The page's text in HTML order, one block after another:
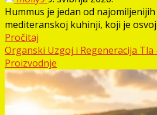
Hummus je jedan od
mediteranskoj kuhinji, koji je
Pročitaj
Organski Uzgoj i Regeneracija Tla
Proizvodnje